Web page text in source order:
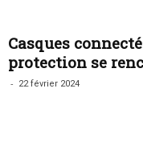
Casques
protection se
- 22 février 2024